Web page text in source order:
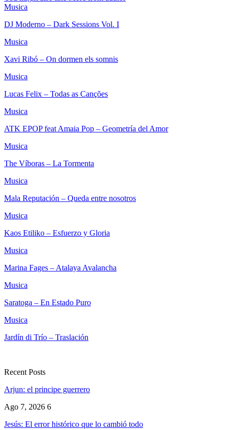
Musica
DJ Moderno – Dark Sessions Vol. I
Musica
Xavi Ribó – On dormen els somnis
Musica
Lucas Felix – Todas as Canções
Musica
ATK EPOP feat Amaia Pop – Geometría del Amor
Musica
The Víboras – La Tormenta
Musica
Mala Reputación – Queda entre nosotros
Musica
Kaos Etiliko – Esfuerzo y Gloria
Musica
Marina Fages – Atalaya Avalancha
Musica
Saratoga – En Estado Puro
Musica
Jardín di Trío – Traslación
Recent Posts
Arjun: el principe guerrero
Ago 7, 2026 6
Jesús: El error histórico que lo cambió todo